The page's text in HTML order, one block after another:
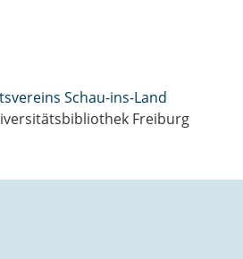
Schau-ins-Land
Freiburg